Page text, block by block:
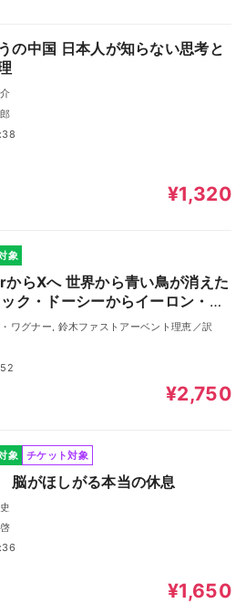
の中国 日本人が知らない思考と
¥1,320
象
らXへ 世界から青い鳥が消えた
ク・ドーシーからイーロン・マ
炎上投稿、黒字化、買収をめぐ
失敗のすべて
ワグナー, 鈴木ファストアーベント理恵／訳
¥2,750
象 チケット対象
がほしがる本当の休息
¥1,650